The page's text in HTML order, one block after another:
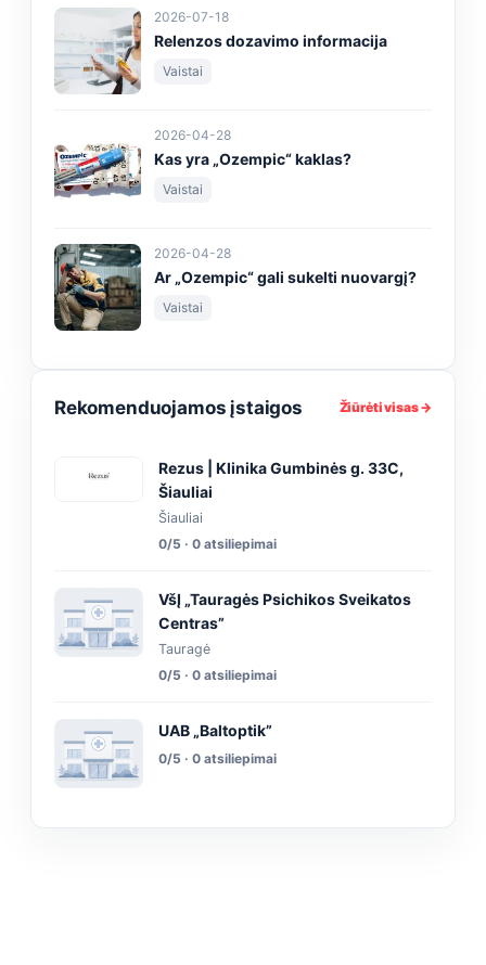
2026-07-18
Relenzos dozavimo informacija
Vaistai
2026-04-28
Kas yra „Ozempic“ kaklas?
Vaistai
2026-04-28
Ar „Ozempic“ gali sukelti nuovargį?
Vaistai
Rekomenduojamos įstaigos Žiūrėti visas →
Rezus | Klinika Gumbinės g. 33C,
Šiauliai
Šiauliai
0/5 · 0 atsiliepimai
VšĮ „Tauragės Psichikos Sveikatos
Centras”
Tauragė
0/5 · 0 atsiliepimai
UAB „Baltoptik”
0/5 · 0 atsiliepimai